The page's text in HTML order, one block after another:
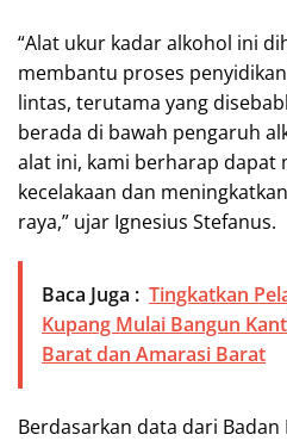
“Alat ukur kadar alkohol ini
membantu proses
lintas, terutama yang
berada di bawah pengaruh
alat ini, kami berharap dapat
kecelakaan dan
raya,” ujar Ignesius Stefanus.
Baca Juga : Tingkatkan
Kupang Mulai Bangun
Barat dan Amarasi Barat
Berdasarkan data dari